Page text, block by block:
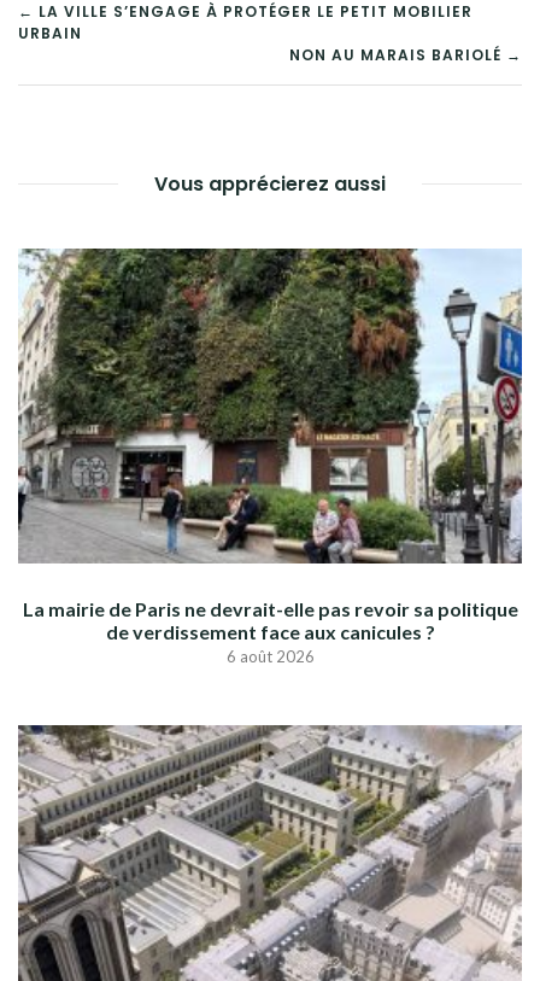
NAVIGATION
DE
← LA VILLE S’ENGAGE À PROTÉGER LE PETIT MOBILIER
URBAIN
NON AU MARAIS BARIOLÉ →
Vous apprécierez aussi
La mairie de Paris ne devrait-elle pas revoir sa politique
de verdissement face aux canicules ?
6 août 2026